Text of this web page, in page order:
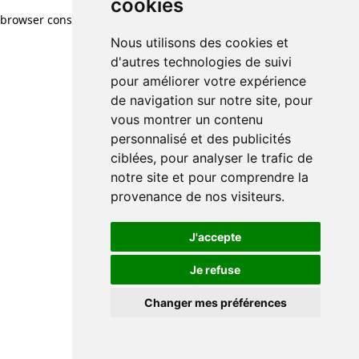
cookies
Nous utilisons des cookies et
d'autres technologies de suivi
pour améliorer votre expérience
de navigation sur notre site, pour
vous montrer un contenu
personnalisé et des publicités
ciblées, pour analyser le trafic de
notre site et pour comprendre la
provenance de nos visiteurs.
J'accepte
Je refuse
Changer mes préférences
browser console for more information)